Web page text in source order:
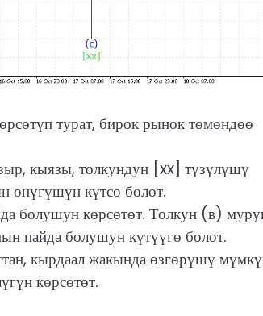
турат, бирок рынок төмөндөө
кыязы, толкундун [xx] түзүлүшү
өнүгүшүн күтсө болот.
болушун көрсөтөт. Толкун (в)
пайда болушун күтүүгө болот.
кырдаал жакында өзгөрүшү
көрсөтөт.